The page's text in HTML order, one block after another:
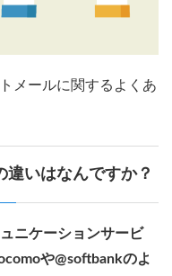
メールに関するよくあ
違いはなんですか？
ニケーションサービ
や@softbankのよ